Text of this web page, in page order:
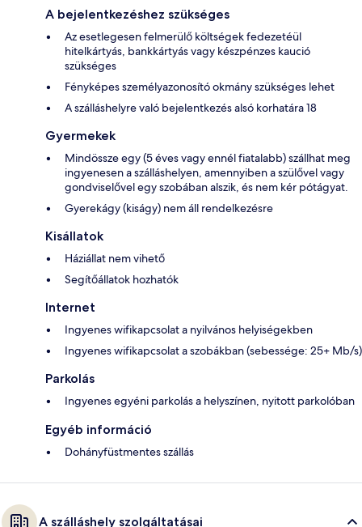
A bejelentkezéshez szükséges
Az esetlegesen felmerülő költségek fedezetéül
hitelkártyás, bankkártyás vagy készpénzes kaució
szükséges
Fényképes személyazonosító okmány szükséges lehet
A szálláshelyre való bejelentkezés alsó korhatára 18
Gyermekek
Mindössze egy (5 éves vagy ennél fiatalabb) szállhat meg
ingyenesen a szálláshelyen, amennyiben a szülővel vagy
gondviselővel egy szobában alszik, és nem kér pótágyat.
Gyerekágy (kiságy) nem áll rendelkezésre
Kisállatok
Háziállat nem vihető
Segítőállatok hozhatók
Internet
Ingyenes wifikapcsolat a nyilvános helyiségekben
Ingyenes wifikapcsolat a szobákban (sebessége: 25+ Mb/s)
Parkolás
Ingyenes egyéni parkolás a helyszínen, nyitott parkolóban
Egyéb információ
Dohányfüstmentes szállás
A szálláshely szolgáltatásai